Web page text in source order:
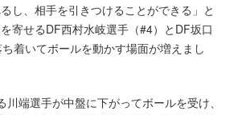
し、相手を引きつけることができる」と
寄せるDF西村水岐選手（#4）とDF坂口
着いてボールを動かす場面が増えまし
端選手が中盤に下がってボールを受け、